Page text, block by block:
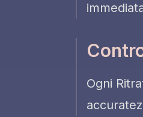
Ogni